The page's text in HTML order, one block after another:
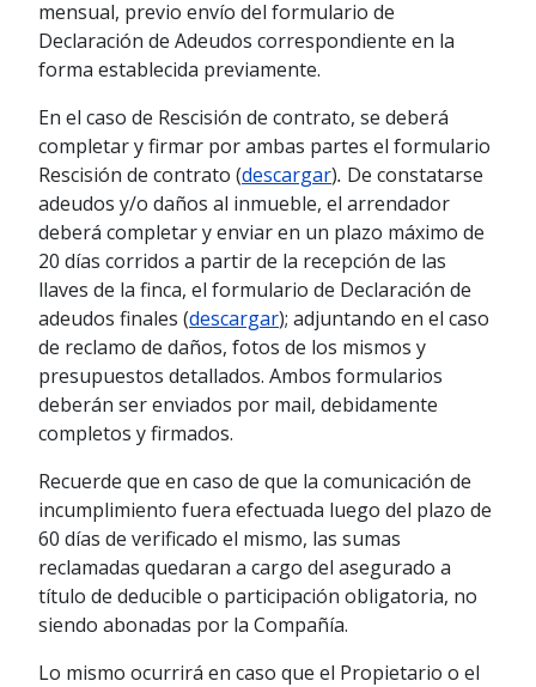
mensual, previo envío del formulario de
Declaración de Adeudos correspondiente en la
forma establecida previamente.
En el caso de Rescisión de contrato, se deberá
completar y firmar por ambas partes el formulario
Rescisión de contrato (descargar). De constatarse
adeudos y/o daños al inmueble, el arrendador
deberá completar y enviar en un plazo máximo de
20 días corridos a partir de la recepción de las
llaves de la finca, el formulario de Declaración de
adeudos finales (descargar); adjuntando en el caso
de reclamo de daños, fotos de los mismos y
presupuestos detallados. Ambos formularios
deberán ser enviados por mail, debidamente
completos y firmados.
Recuerde que en caso de que la comunicación de
incumplimiento fuera efectuada luego del plazo de
60 días de verificado el mismo, las sumas
reclamadas quedaran a cargo del asegurado a
título de deducible o participación obligatoria, no
siendo abonadas por la Compañía.
Lo mismo ocurrirá en caso que el Propietario o el